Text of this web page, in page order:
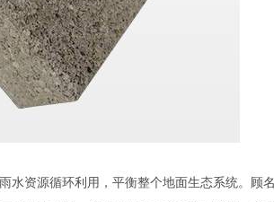
资源循环利用，平衡整个地面生态系统。顾